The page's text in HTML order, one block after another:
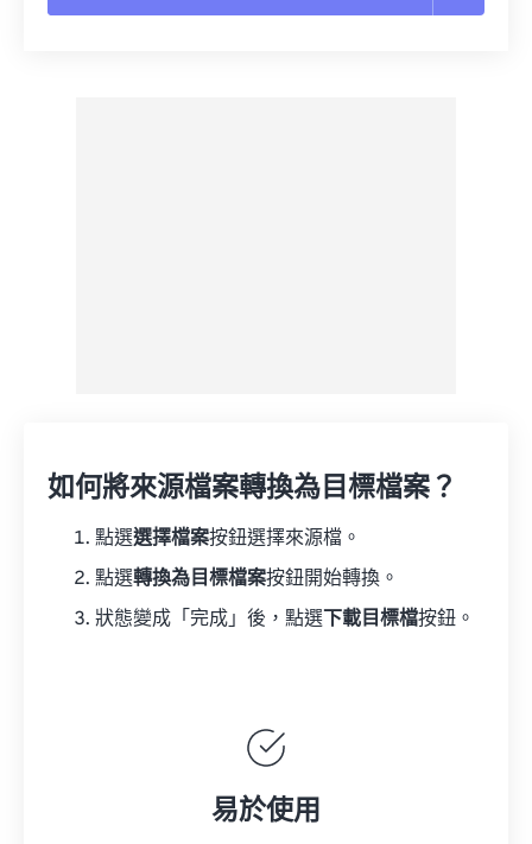
如何將來源檔案轉換為目標檔案？
點選選擇檔案按鈕選擇來源檔。
點選轉換為目標檔案按鈕開始轉換。
狀態變成「完成」後，點選 下載目標檔按鈕。
易於使用